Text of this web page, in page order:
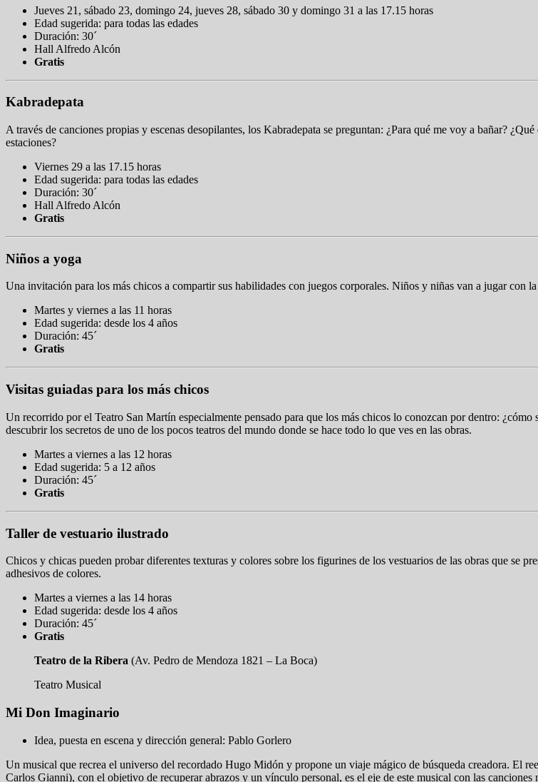
Jueves 21, sábado 23, domingo 24, jueves 28, sábado 30 y domingo 31 a las 17.15 horas
Edad sugerida: para todas las edades
Duración: 30´
Hall Alfredo Alcón
Gratis
Kabradepata
A través de canciones propias y escenas desopilantes, los Kabradepata se preguntan: ¿Para qué me voy a bañar?
estaciones?
Viernes 29 a las 17.15 horas
Edad sugerida: para todas las edades
Duración: 30´
Hall Alfredo Alcón
Gratis
Niños a yoga
Una invitación para los más chicos a compartir sus habilidades con juegos corporales. Niños y niñas van a jugar con
Martes y viernes a las 11 horas
Edad sugerida: desde los 4 años
Duración: 45´
Gratis
Visitas guiadas para los más chicos
Un recorrido por el Teatro San Martín especialmente pensado para que los más chicos lo conozcan por dentro: ¿cómo
descubrir los secretos de uno de los pocos teatros del mundo donde se hace todo lo que ves en las obras.
Martes a viernes a las 12 horas
Edad sugerida: 5 a 12 años
Duración: 45´
Gratis
Taller de vestuario ilustrado
Chicos y chicas pueden probar diferentes texturas y colores sobre los figurines de los vestuarios de las obras que se
adhesivos de colores.
Martes a viernes a las 14 horas
Edad sugerida: desde los 4 años
Duración: 45´
Gratis
Teatro de la Ribera (Av. Pedro de Mendoza 1821 – La Boca)
Teatro Musical
Mi Don Imaginario
Idea, puesta en escena y dirección general: Pablo Gorlero
Un musical que recrea el universo del recordado Hugo Midón y propone un viaje mágico de búsqueda creadora. El
Carlos Gianni), con el objetivo de recuperar abrazos y un vínculo personal, es el eje de este musical con las